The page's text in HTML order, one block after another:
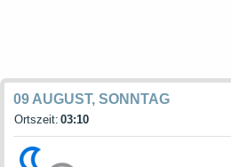
09 AUGUST, SONNTAG
Ortszeit: 03:10